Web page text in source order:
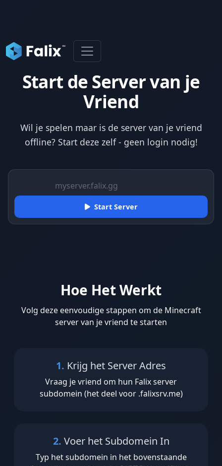
Start de Server van je
Vriend
Wil je spelen maar is de server van je vriend
offline? Start deze zelf - geen login nodig!
Start Server
Hoe Het Werkt
Volg deze eenvoudige stappen om de Minecraft
server van je vriend te starten
1. Krijg het Server Adres
Vraag je vriend om hun Falix server
subdomein (het deel voor .falixsrv.me)
2. Voer het Subdomein In
Typ het subdomein in het bovenstaande